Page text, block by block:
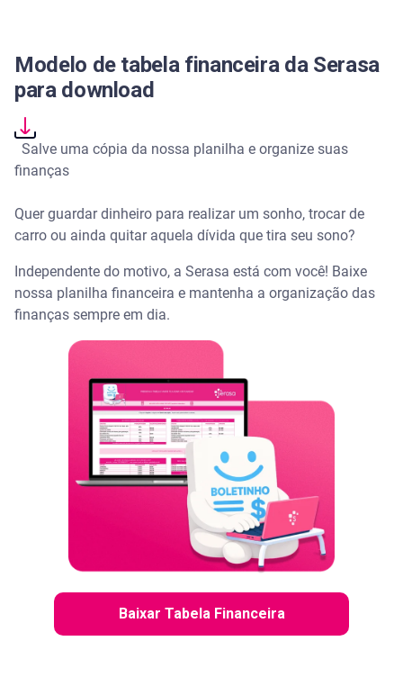
Modelo de tabela financeira da Serasa
para download
Salve uma cópia da nossa planilha e organize suas
finanças
Quer guardar dinheiro para realizar um sonho, trocar de
carro ou ainda quitar aquela dívida que tira seu sono?
Independente do motivo, a Serasa está com você! Baixe
nossa planilha financeira e mantenha a organização das
finanças sempre em dia.
Baixar Tabela Financeira